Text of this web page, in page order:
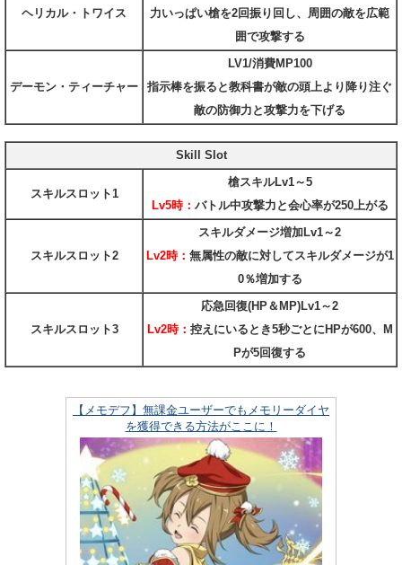
ヘリカル・トワイス
力いっぱい槍を2回振り回し、周囲の敵を広範
囲で攻撃する
デーモン・ティーチャー
LV1/消費MP100
指示棒を振ると教科書が敵の頭上より降り注ぐ
敵の防御力と攻撃力を下げる
Skill Slot
スキルスロット1
槍スキルLv1～5
Lv5時： バトル中攻撃力と会心率が250上がる
スキルスロット2
スキルダメージ増加Lv1～2
Lv2時： 無属性の敵に対してスキルダメージが1
0％増加する
スキルスロット3
応急回復(HP＆MP)Lv1～2
Lv2時： 控えにいるとき5秒ごとにHPが600、M
Pが5回復する
【メモデフ】無課金ユーザーでもメモリーダイヤ
を獲得できる方法がここに！